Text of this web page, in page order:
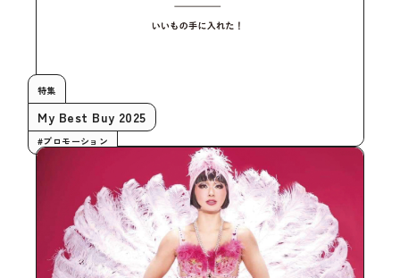
特集
My Best Buy 2025
#プロモーション